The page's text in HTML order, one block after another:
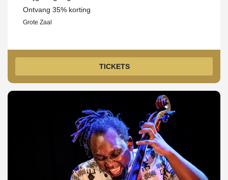
Ontvang 35% korting
Grote Zaal
TICKETS